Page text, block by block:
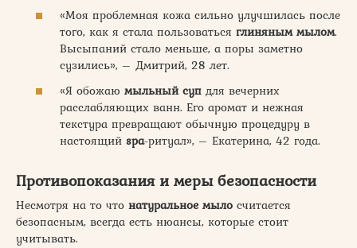
«Моя проблемная кожа сильно улучшилась после
того, как я стала пользоваться глиняным мылом.
Высыпаний стало меньше, а поры заметно
сузились», – Дмитрий, 28 лет.
«Я обожаю мыльный суп для вечерних
расслабляющих ванн. Его аромат и нежная
текстура превращают обычную процедуру в
настоящий spa-ритуал», – Екатерина, 42 года.
Противопоказания и меры безопасности
Несмотря на то что натуральное мыло считается
безопасным, всегда есть нюансы, которые стоит
учитывать.